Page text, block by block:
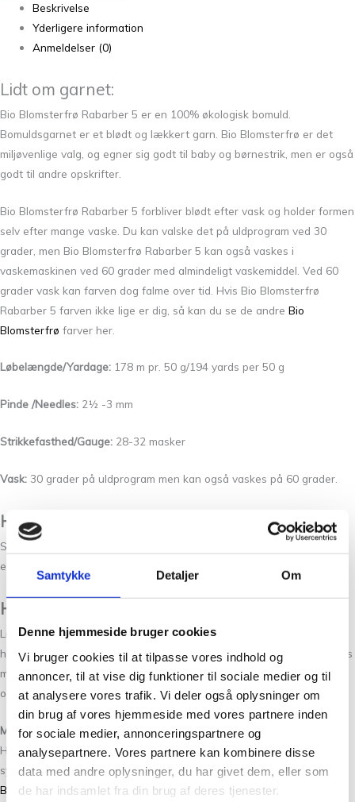
Samtykke Detaljer Om
Denne hjemmeside bruger cookies
Vi bruger cookies til at tilpasse vores indhold og
annoncer, til at vise dig funktioner til sociale medier og til
at analysere vores trafik. Vi deler også oplysninger om
din brug af vores hjemmeside med vores partnere inden
for sociale medier, annonceringspartnere og
analysepartnere. Vores partnere kan kombinere disse
data med andre oplysninger, du har givet dem, eller som
de har indsamlet fra din brug af deres tjenester.
Beskrivelse
Yderligere information
Anmeldelser (0)
Lidt om garnet:
Bio Blomsterfrø Rabarber 5 er en 100% økologisk bomuld.
Bomuldsgarnet er et blødt og lækkert garn. Bio Blomsterfrø er det
miljøvenlige valg, og egner sig godt til baby og børnestrik, men er også
godt til andre opskrifter.
Bio Blomsterfrø Rabarber 5 forbliver blødt efter vask og holder formen
selv efter mange vaske. Du kan valske det på uldprogram ved 30
grader, men Bio Blomsterfrø Rabarber 5 kan også vaskes i
vaskemaskinen ved 60 grader med almindeligt vaskemiddel. Ved 60
grader vask kan farven dog falme over tid. Hvis Bio Blomsterfrø
Rabarber 5 farven ikke lige er dig, så kan du se de andre Bio
Blomsterfrø farver her.
Løbelængde/Yardage: 178 m pr. 50 g/194 yards per 50 g
Pinde /Needles: 2½ -3 mm
Strikkefasthed/Gauge: 28-32 masker
Vask: 30 grader på uldprogram men kan også vaskes på 60 grader.
Hvad kan jeg strikke af bomuldsgarn?
Som en af Danmarks ældste garnbutikker har vi et stort udvalg af
egne strikkeopskrifter, hvor du kan benytter bomuldsgarner.
Hvad kan jeg hækle af bomuldsgarn?
Ligesom med strikkeopskrifter er der også et stort udvalg af
hækleopskrifter når du gerne vil arbejde med bomuldsgarn. Der findes
mange gode hækle opskrifter på f.eks. grydelapper, punge, karklude
og puder.
Mere fra Tante Grøn CPH
Hvis du er glad for Bio Blomsterfrø Rabarber 5, så vil du måske også
synes om vores andre eksklusive garner fra Tante Grøn CPH:Havblik
Bøllefrø,BlomsterfrøogSilkeblomst .